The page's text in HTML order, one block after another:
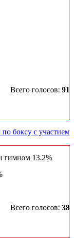
Всего голосов: 91
боксу с участием
гимном 13.2%
Всего голосов: 38